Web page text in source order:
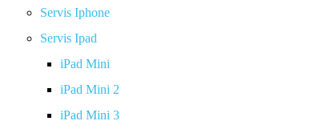
Servis Iphone
Servis Ipad
iPad Mini
iPad Mini 2
iPad Mini 3